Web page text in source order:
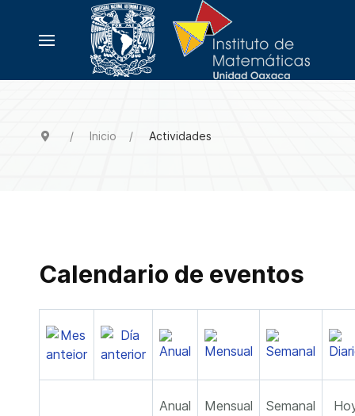
Inicio Actividades
Calendario de eventos
Anual Mensual Semanal